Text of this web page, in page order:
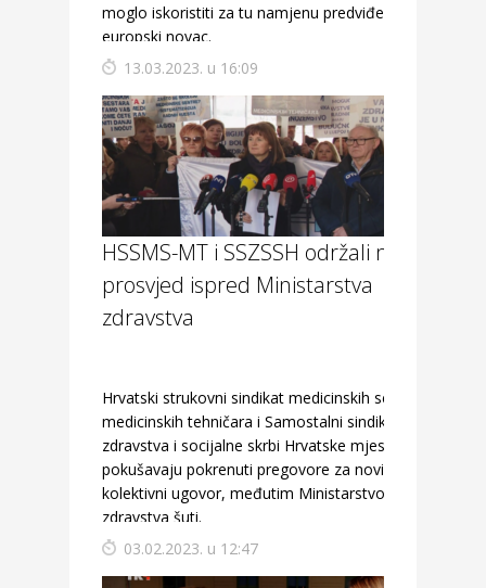
moglo iskoristiti za tu namjenu predviđen
europski novac.
13.03.2023. u 16:09
HSSMS-MT i SSZSSH održali mirni
prosvjed ispred Ministarstva
zdravstva
Hrvatski strukovni sindikat medicinskih sestara -
medicinskih tehničara i Samostalni sindikat
zdravstva i socijalne skrbi Hrvatske mjesecima
pokušavaju pokrenuti pregovore za novi
kolektivni ugovor, međutim Ministarstvo
zdravstva šuti.
03.02.2023. u 12:47